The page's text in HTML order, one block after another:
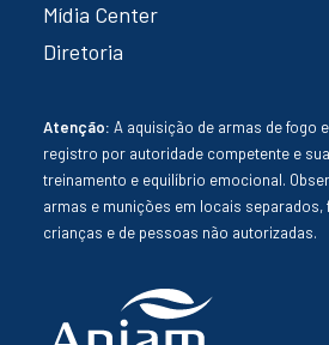
Mídia Center
Diretoria
Atenção: A aquisição de armas de fogo
registro por autoridade competente e
treinamento e equilíbrio emocional.
armas e munições em locais separados,
crianças e de pessoas não autorizadas.